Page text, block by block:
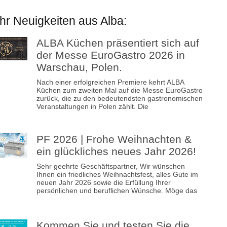
Neuigkeiten aus Alba:
ALBA Küchen präsentiert sich auf
der Messe EuroGastro 2026 in
Warschau, Polen.
Nach einer erfolgreichen Premiere kehrt ALBA
Küchen zum zweiten Mal auf die Messe EuroGastro
zurück, die zu den bedeutendsten gastronomischen
Veranstaltungen in Polen zählt. Die
PF 2026 | Frohe Weihnachten &
ein glückliches neues Jahr 2026!
Sehr geehrte Geschäftspartner, Wir wünschen
Ihnen ein friedliches Weihnachtsfest, alles Gute im
neuen Jahr 2026 sowie die Erfüllung Ihrer
persönlichen und beruflichen Wünsche. Möge das